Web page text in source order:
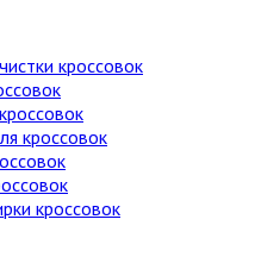
кроссовок
кроссовок
кроссовок